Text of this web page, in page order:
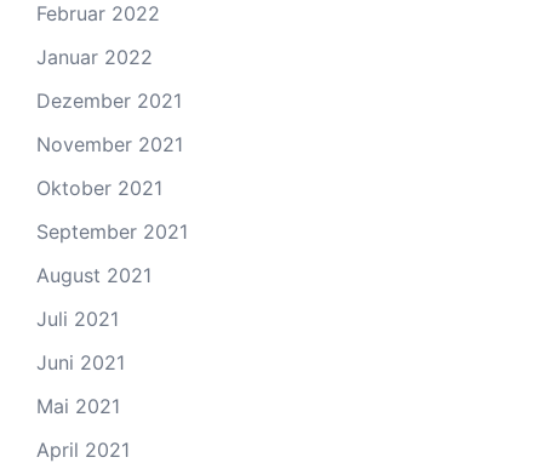
Februar 2022
Januar 2022
Dezember 2021
November 2021
Oktober 2021
September 2021
August 2021
Juli 2021
Juni 2021
Mai 2021
April 2021